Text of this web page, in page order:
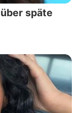
späte